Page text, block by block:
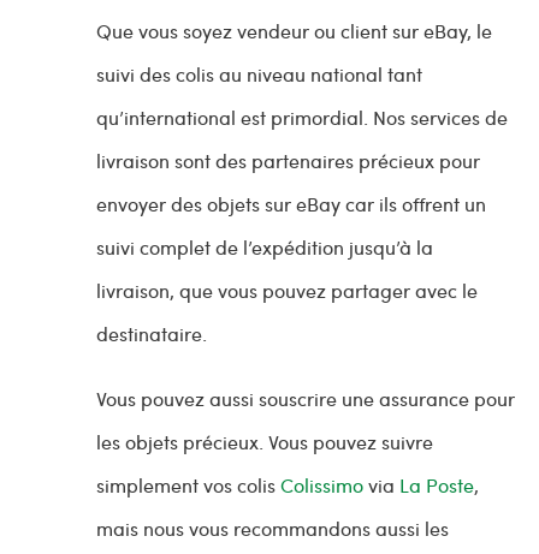
Que vous soyez vendeur ou client sur eBay, le
suivi des colis au niveau national tant
qu’international est primordial. Nos services de
livraison sont des partenaires précieux pour
envoyer des objets sur eBay car ils offrent un
suivi complet de l’expédition jusqu’à la
livraison, que vous pouvez partager avec le
destinataire.
Vous pouvez aussi souscrire une assurance pour
les objets précieux. Vous pouvez suivre
simplement vos colisColissimovia La Poste,
mais nous vous recommandons aussi les